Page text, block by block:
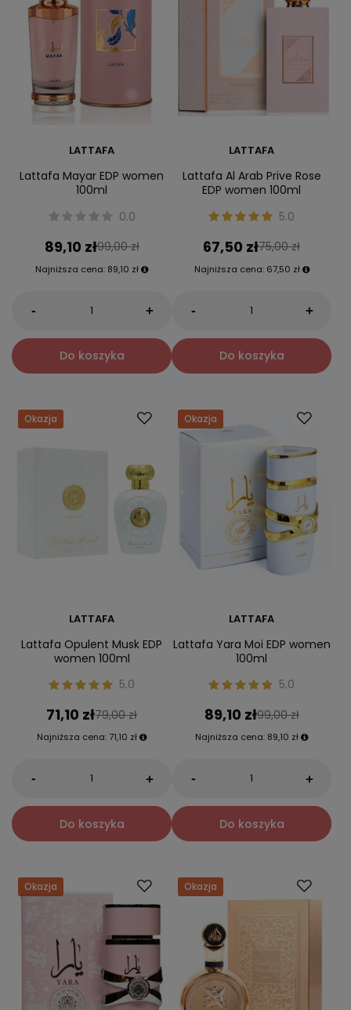
LATTAFA
Lattafa Mayar EDP women
100ml
0.0
89,10 zł99,00 zł
Najniższa cena: 89,10 zł
- +
Do koszyka
LATTAFA
Lattafa Al Arab Prive Rose
EDP women 100ml
5.0
67,50 zł75,00 zł
Najniższa cena: 67,50 zł
- +
Do koszyka
Okazja
LATTAFA
Lattafa Opulent Musk EDP
women 100ml
5.0
71,10 zł79,00 zł
Najniższa cena: 71,10 zł
- +
Do koszyka
Okazja
LATTAFA
Lattafa Yara Moi EDP women
100ml
5.0
89,10 zł99,00 zł
Najniższa cena: 89,10 zł
- +
Do koszyka
Okazja Okazja